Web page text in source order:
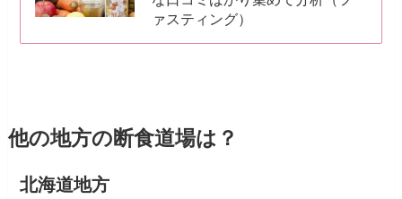
ァスティング）
他の地方の断食道場は？
北海道地方